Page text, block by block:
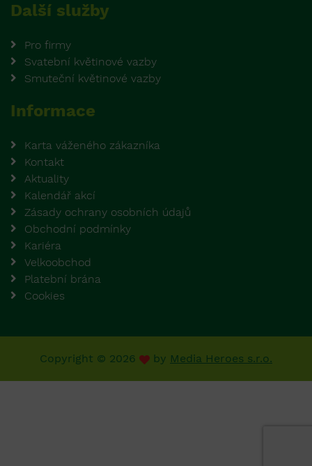
Další služby
Pro firmy
Svatební květinové vazby
Smuteční květinové vazby
Informace
Karta váženého zákazníka
Kontakt
Aktuality
Kalendář akcí
Zásady ochrany osobních údajů
Obchodní podmínky
Kariéra
Velkoobchod
Platební brána
Cookies
Copyright © 2026 by Media Heroes s.r.o.